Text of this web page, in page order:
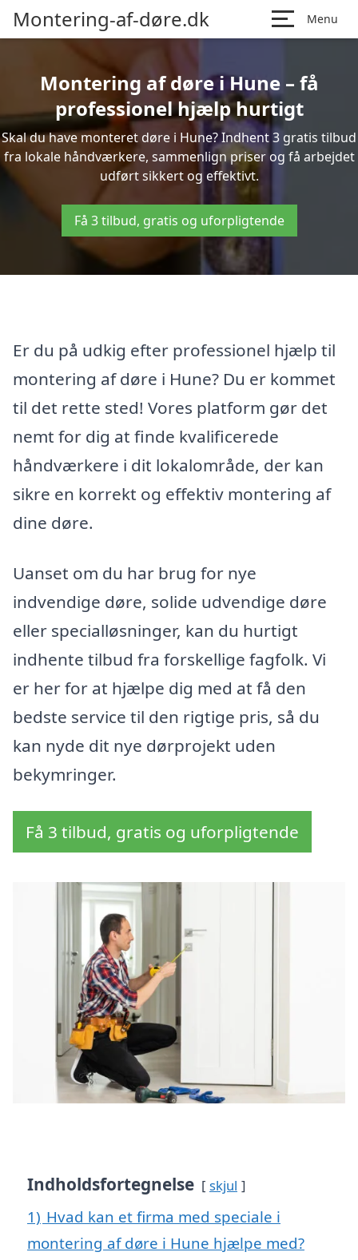
Montering-af-døre.dk Menu
Montering af døre i Hune – få
professionel hjælp hurtigt
Skal du have monteret døre i Hune? Indhent 3 gratis tilbud
fra lokale håndværkere, sammenlign priser og få arbejdet
udført sikkert og effektivt.
Få 3 tilbud, gratis og uforpligtende
Er du på udkig efter professionel hjælp til
montering af døre i Hune? Du er kommet
til det rette sted! Vores platform gør det
nemt for dig at finde kvalificerede
håndværkere i dit lokalområde, der kan
sikre en korrekt og effektiv montering af
dine døre.
Uanset om du har brug for nye
indvendige døre, solide udvendige døre
eller specialløsninger, kan du hurtigt
indhente tilbud fra forskellige fagfolk. Vi
er her for at hjælpe dig med at få den
bedste service til den rigtige pris, så du
kan nyde dit nye dørprojekt uden
bekymringer.
Få 3 tilbud, gratis og uforpligtende
Indholdsfortegnelse skjul
1) Hvad kan et firma med speciale i
montering af døre i Hune hjælpe med?